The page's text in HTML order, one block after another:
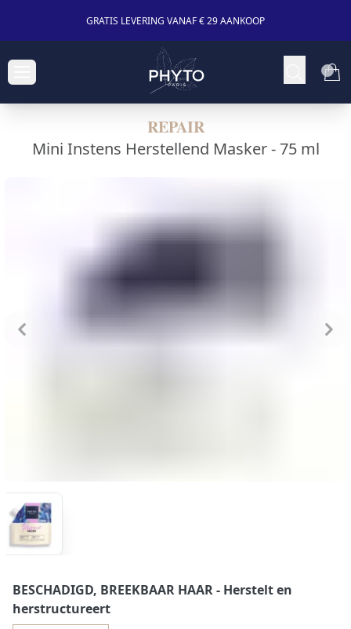
GRATIS LEVERING VANAF € 29 AANKOOP
REPAIR
Mini Instens Herstellend Masker - 75 ml
BESCHADIGD, BREEKBAAR HAAR- Herstelt en
herstructureert